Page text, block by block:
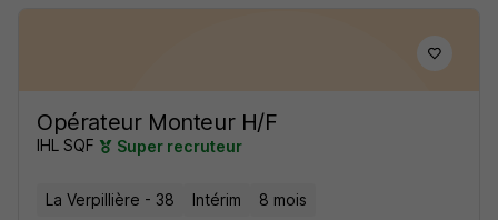
Opérateur Monteur H/F
IHL SQF Super recruteur
La Verpillière - 38 Intérim 8 mois